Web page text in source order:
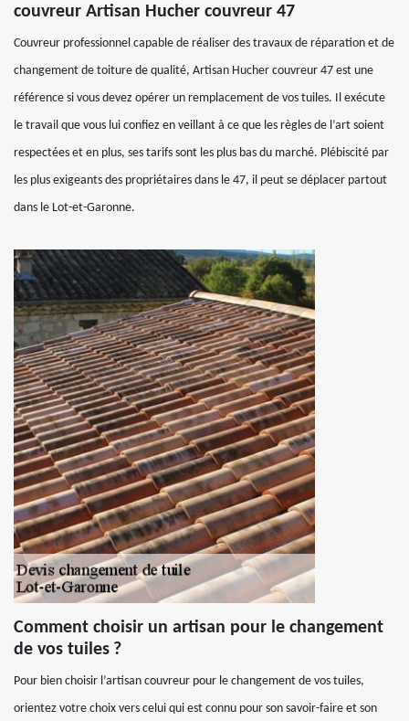
couvreur Artisan Hucher couvreur 47
Couvreur professionnel capable de réaliser des travaux de réparation et de
changement de toiture de qualité, Artisan Hucher couvreur 47 est une
référence si vous devez opérer un remplacement de vos tuiles. Il exécute
le travail que vous lui confiez en veillant à ce que les règles de l’art soient
respectées et en plus, ses tarifs sont les plus bas du marché. Plébiscité par
les plus exigeants des propriétaires dans le 47, il peut se déplacer partout
dans le Lot-et-Garonne.
Comment choisir un artisan pour le changement
de vos tuiles ?
Pour bien choisir l’artisan couvreur pour le changement de vos tuiles,
orientez votre choix vers celui qui est connu pour son savoir-faire et son